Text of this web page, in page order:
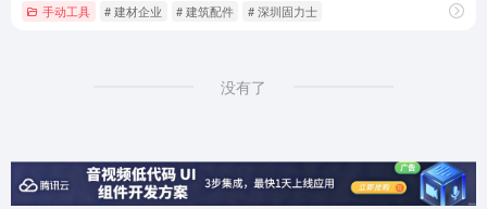
手动工具 # 建材企业 # 建筑配件 # 深圳固力士
没有了